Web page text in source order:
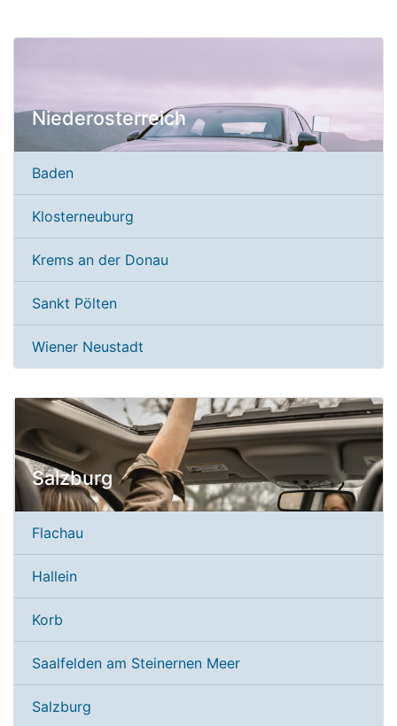
Niederosterreich
Baden
Klosterneuburg
Krems an der Donau
Sankt Pölten
Wiener Neustadt
Salzburg
Flachau
Hallein
Korb
Saalfelden am Steinernen Meer
Salzburg